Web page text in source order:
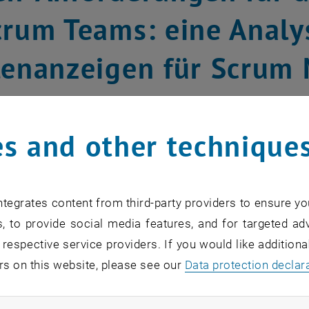
Teams: eine
für Scrum
Matthias Peter, Christian A. Mahringer und Birgit
setzen agile Methoden wie Scrum ein, um schneller
reagieren zu können. Die Arbeit in Scrum
Selbstorganisation aus und erfordert neue
wurden 156 Stellenanzeigen für die Rollen Product
der Kompetenzanforderungen bilden für beide Rollen
Das Kompetenzprofil des PO ist breiter als das des
and other
content from third-party providers to ensure
to provide social media features, and for targeted
service providers. If you would like
on this website, please see our Data protection